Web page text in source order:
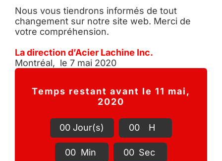
Nous vous tiendrons informés de tout
changement sur notre site web. Merci de
votre compréhension.
La direction d’Acier Lachine Inc.
Montréal, le 7 mai 2020
Temps restant avant le 11 mai,
2020
00 Jour(s) 00 H
00 Min 00 Sec